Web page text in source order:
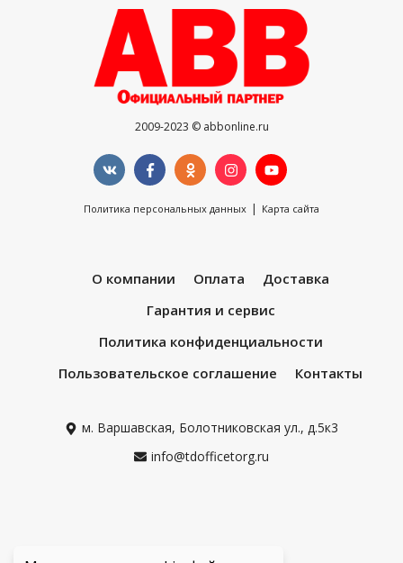
2009-2023 © abbonline.ru
Политика персональных данных | Карта сайта
О компании Оплата
Доставка
Гарантия и сервис
Политика конфиденциальности
Пользовательское соглашение
Контакты
м. Варшавская, Болотниковская ул., д.5к3
info@tdofficetorg.ru